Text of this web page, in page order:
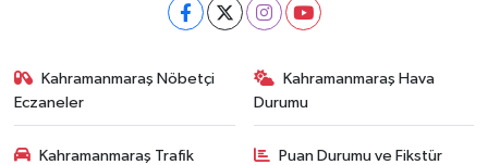
Kahramanmaraş Nöbetçi
Eczaneler
Kahramanmaraş Hava
Durumu
Kahramanmaraş Trafik
Puan Durumu ve Fikstür